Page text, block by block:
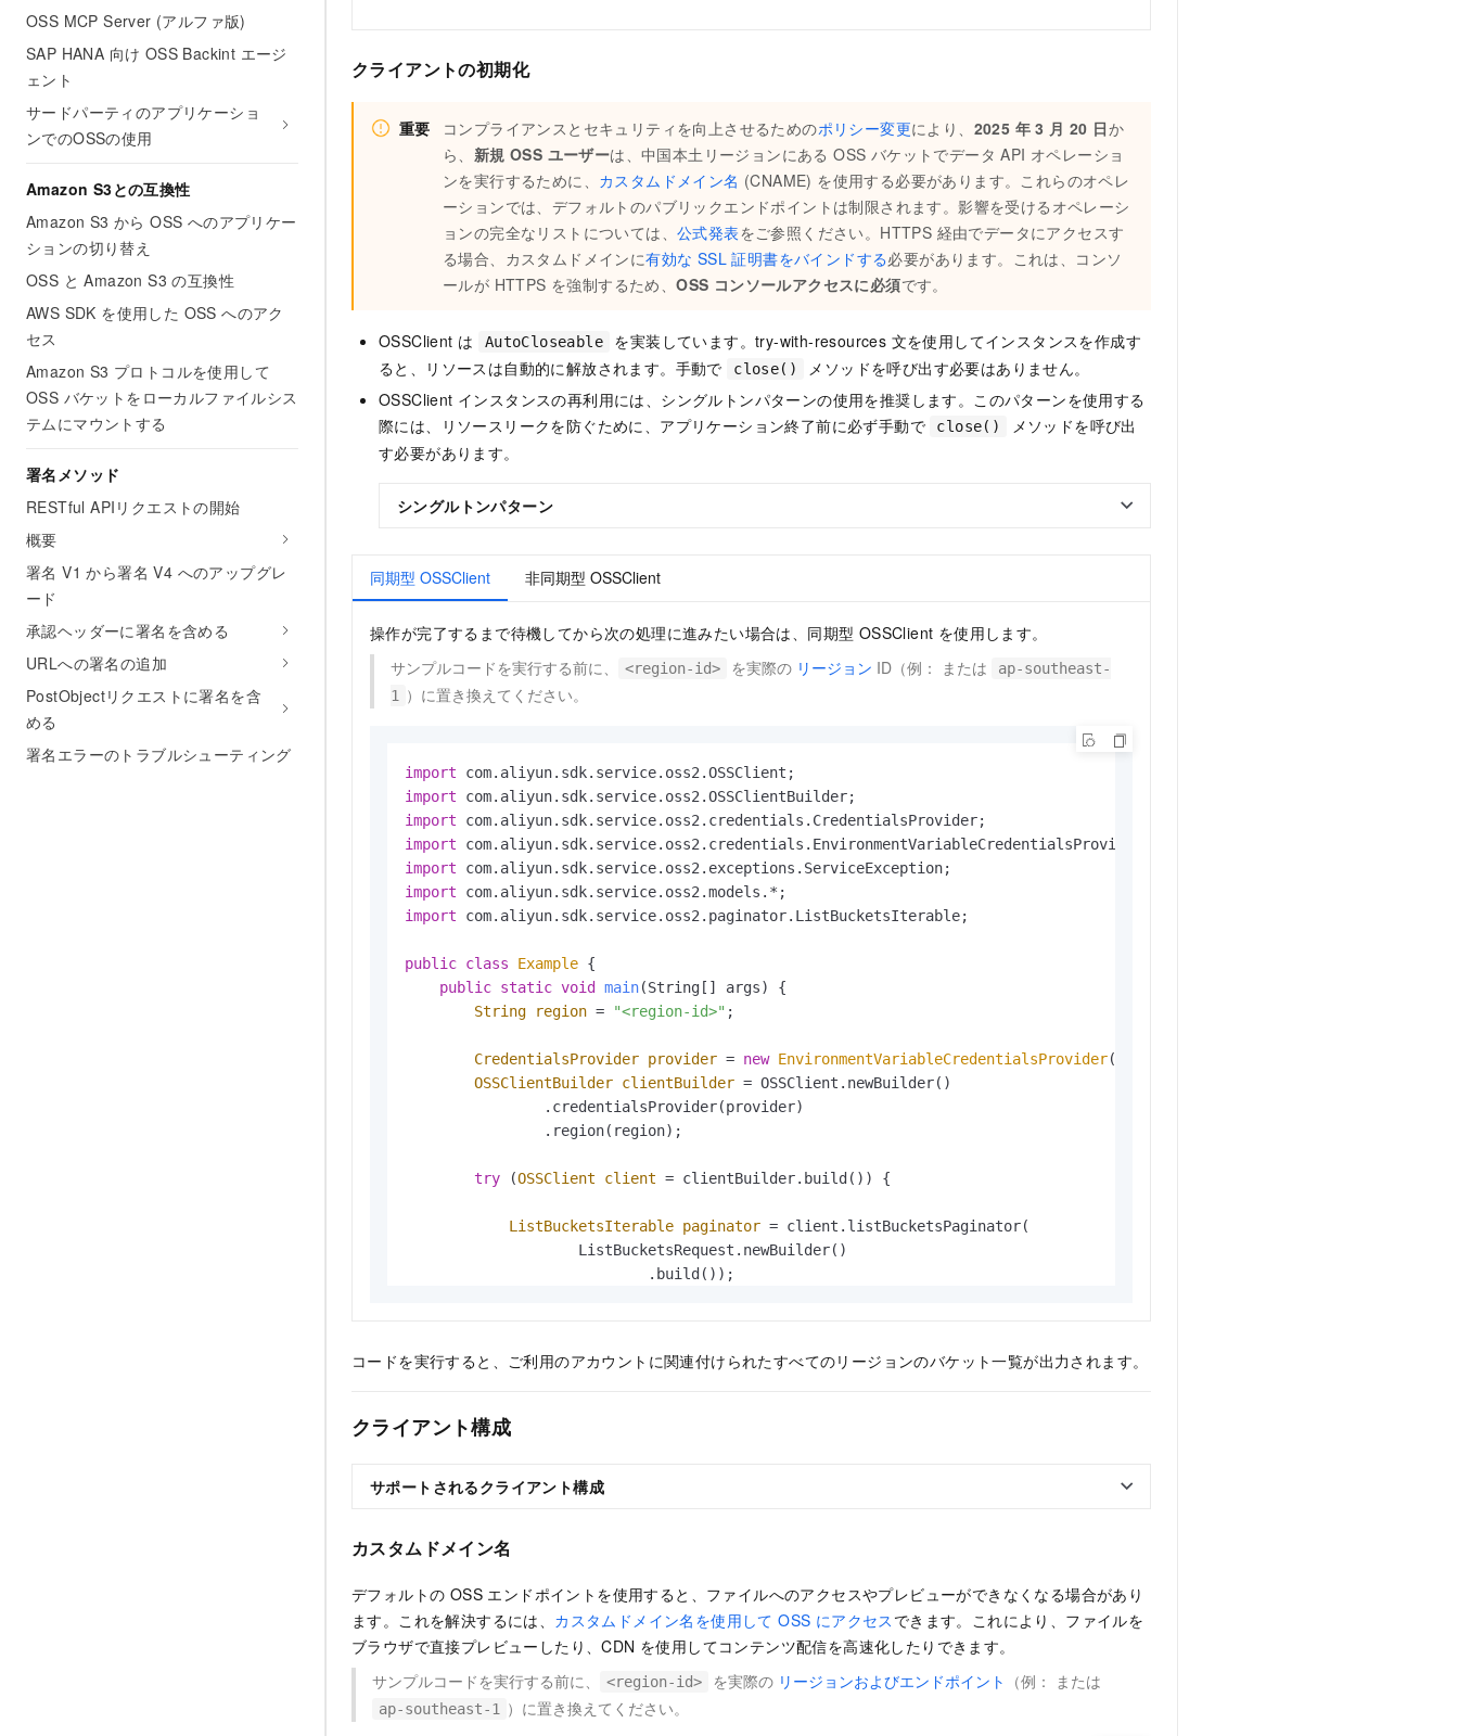
OSS MCP Server (アルファ版)
SAP HANA 向け OSS Backint エージ
ェント
サードパーティのアプリケーショ
ンでのOSSの使用
Amazon S3との互換性
Amazon S3 から OSS へのアプリケー
ションの切り替え
OSS と Amazon S3 の互換性
AWS SDK を使用した OSS へのアク
セス
Amazon S3 プロトコルを使用して
OSS バケットをローカルファイルシス
テムにマウントする
署名メソッド
RESTful APIリクエストの開始
概要
署名 V1 から署名 V4 へのアップグレ
ード
承認ヘッダーに署名を含める
URLへの署名の追加
PostObjectリクエストに署名を含
める
署名エラーのトラブルシューティング
クライアントの初期化
重要 コンプライアンスとセキュリティを向上させるためのポリシー変更により、 2025 年 3 月 20 日か
ら、 新規 OSS ユーザーは、中国本土リージョンにある OSS バケットでデータ API オペレーショ
ンを実行するために、 カスタムドメイン名 (CNAME) を使用する必要があります。これらのオペレ
ーションでは、デフォルトのパブリックエンドポイントは制限されます。影響を受けるオペレーシ
ョンの完全なリストについては、 公式発表をご参照ください。HTTPS 経由でデータにアクセスす
る場合、カスタムドメインに有効な SSL 証明書をバインドする必要があります。これは、コンソ
ールが HTTPS を強制するため、OSS コンソールアクセスに必須です。
OSSClient は AutoCloseable
を実装しています。try-with-resources 文を使用してインスタンスを作成す
ると、リソースは自動的に解放されます。手動で
close()
メソッドを呼び出す必要はありません。
OSSClient インスタンスの再利用には、シングルトンパターンの使用を推奨します。このパターンを使用する
際には、リソースリークを防ぐために、アプリケーション終了前に必ず手動で
close()
メソッドを呼び出
す必要があります。
シングルトンパターン
同期型 OSSClient 非同期型 OSSClient
操作が完了するまで待機してから次の処理に進みたい場合は、同期型 OSSClient を使用します。
サンプルコードを実行する前に、
<region-id> を実際の リージョン ID（例： または
ap-southeast-
1
）に置き換えてください。
import
import
import
import
import
import
import com.aliyun.sdk.service.oss2.paginator.ListBucketsIterable;
public class Example {
public static void main(String[] args)
{
String
region = "<region-id>" ;
CredentialsProvider provider = new EnvironmentVariableCredentialsProvider();
OSSClientBuilder clientBuilder = OSSClient.newBuilder()
                .credentialsProvider(provider)
                .region(region);
try (OSSClient client = clientBuilder.build()) {
ListBucketsIterable paginator = client.listBucketsPaginator(
                    ListBucketsRequest.newBuilder()
                            .build());
                    System.out.printf(
"bucket: name:%s, region:%s, storageClass:%s\n"
            }
//            ServiceException se = ServiceException.asCause(e);
//                System.out.printf("ServiceException: requestId:%s, errorCode:%s\n", se.requestId(), se.errorCode());
//            }
        }
    }
}
コードを実行すると、ご利用のアカウントに関連付けられたすべてのリージョンのバケット一覧が出力されます。
クライアント構成
サポートされるクライアント構成
カスタムドメイン名
デフォルトの OSS エンドポイントを使用すると、ファイルへのアクセスやプレビューができなくなる場合があり
ます。これを解決するには、 カスタムドメイン名を使用して OSS にアクセス できます。これにより、ファイルを
ブラウザで直接プレビューしたり、CDN を使用してコンテンツ配信を高速化したりできます。
サンプルコードを実行する前に、
<region-id> を実際の リージョンおよびエンドポイント （例： または
ap-southeast-1 ）に置き換えてください。